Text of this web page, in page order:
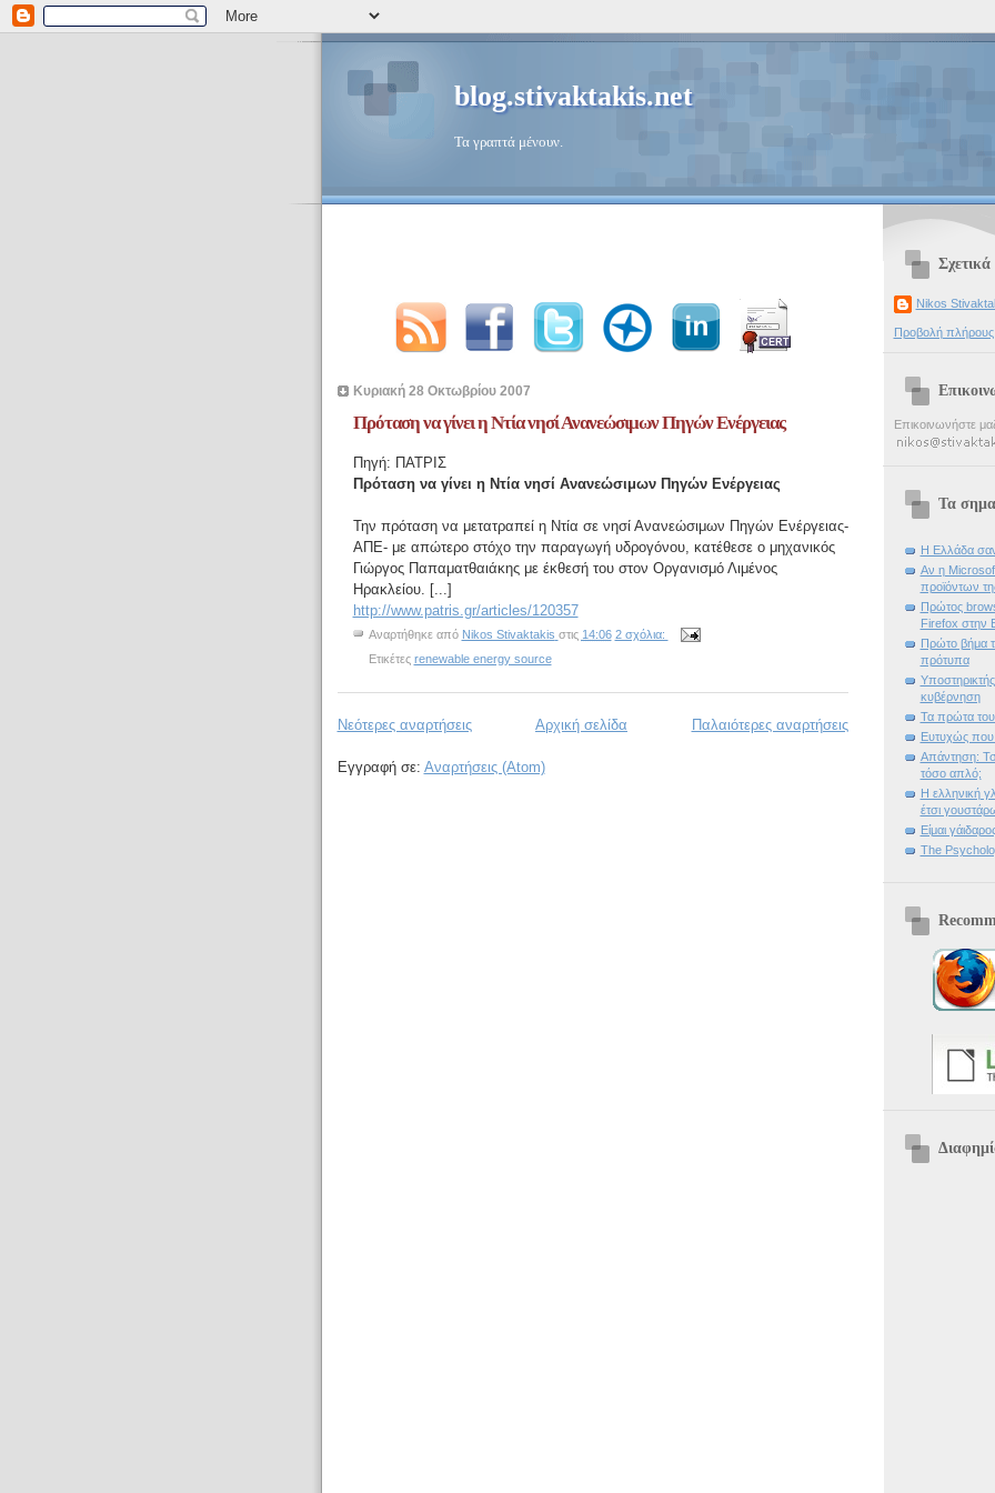
blog.stivaktakis.net
Τα γραπτά μένουν.
Κυριακή 28 Οκτωβρίου 2007
Πρόταση να γίνει η Ντία νησί Ανανεώσιμων Πηγών Ενέργειας
Πηγή: ΠΑΤΡΙΣ
Πρόταση να γίνει η Ντία νησί Ανανεώσιμων Πηγών Ενέργειας
Την πρόταση να μετατραπεί η Ντία σε νησί Ανανεώσιμων Πηγών Ενέργειας-
ΑΠΕ- με απώτερο στόχο την παραγωγή υδρογόνου, κατέθεσε ο μηχανικός
Γιώργος Παπαματθαιάκης με έκθεσή του στον Οργανισμό Λιμένος
Ηρακλείου. [...]
http://www.patris.gr/articles/120357
Αναρτήθηκε από Nikos Stivaktakis στις 14:06 2 σχόλια:
Ετικέτες renewable energy source
Νεότερες αναρτήσεις Παλαιότερες αναρτήσεις
Αρχική σελίδα
Εγγραφή σε: Αναρτήσεις (Atom)
Nikos
Προβολή πλήρους
Επικοινωνήστε
Τα
Η Ελλάδα
Αν η
προϊόντων
Πρώτος
Firefox στην
Πρώτο βήμα
πρότυπα
κυβέρνηση
Τα πρώτα
Ευτυχώς που
Απάντηση:
τόσο απλό;
Η ελληνική
έτσι
Είμαι
The